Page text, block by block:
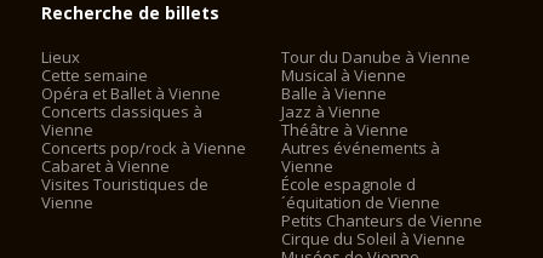
Recherche de billets
Lieux
Cette semaine
Opéra et Ballet à Vienne
Concerts classiques à
Vienne
Concerts pop/rock à Vienne
Cabaret à Vienne
Visites Touristiques de
Vienne
Tour du Danube à Vienne
Musical à Vienne
Balle à Vienne
Jazz à Vienne
Théâtre à Vienne
Autres événements à
Vienne
École espagnole d
´équitation de Vienne
Petits Chanteurs de Vienne
Cirque du Soleil à Vienne